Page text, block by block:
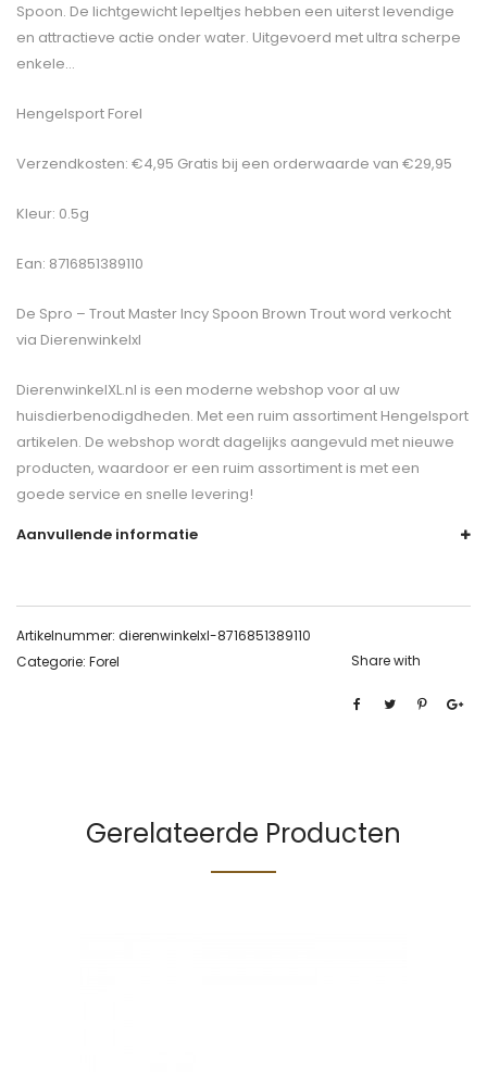
Spoon. De lichtgewicht lepeltjes hebben een uiterst levendige
en attractieve actie onder water. Uitgevoerd met ultra scherpe
enkele…
Hengelsport Forel
Verzendkosten: €4,95 Gratis bij een orderwaarde van €29,95
Kleur: 0.5g
Ean: 8716851389110
De Spro – Trout Master Incy Spoon Brown Troutword verkocht
via Dierenwinkelxl
DierenwinkelXL.nl is een moderne webshop voor al uw
huisdierbenodigdheden. Met een ruim assortiment Hengelsport
artikelen. De webshop wordt dagelijks aangevuld met nieuwe
producten, waardoor er een ruim assortiment is met een
goede service en snelle levering!
Aanvullende informatie
Artikelnummer: dierenwinkelxl-8716851389110
Categorie: Forel Share with
Gerelateerde Producten